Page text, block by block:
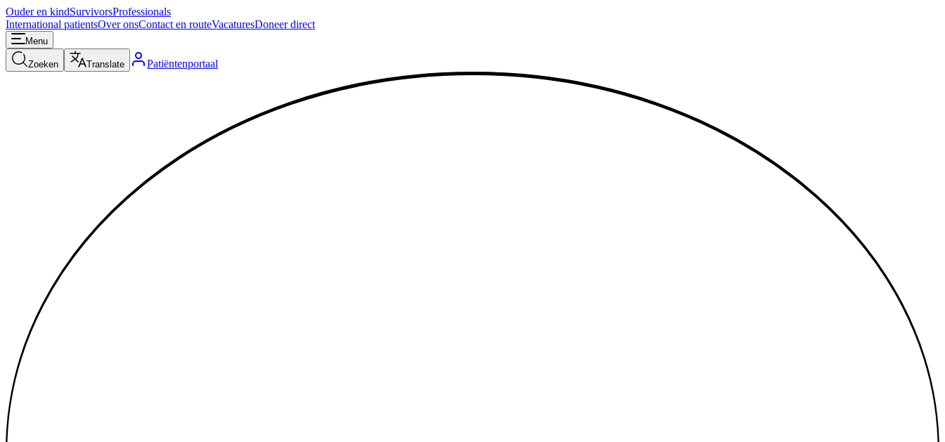
Ouder en kindSurvivorsProfessionals
International patientsOver onsContact en routeVacaturesDoneer direct
Menu
Zoeken Translate Patiëntenportaal